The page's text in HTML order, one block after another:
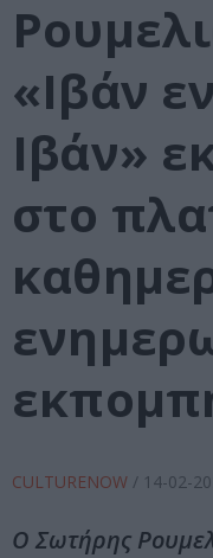
«Ιβάν
Ιβάν»
στο
CULTURENOW / 14-02-
Ο Σωτήρης